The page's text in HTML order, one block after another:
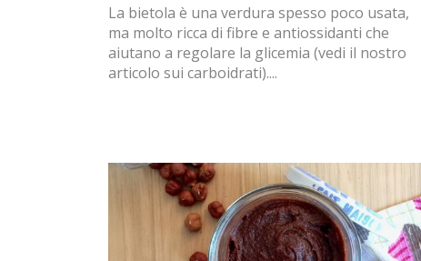
La bietola è una verdura spesso poco usata,
ma molto ricca di fibre e antiossidanti che
aiutano a regolare la glicemia (vedi il nostro
articolo sui carboidrati)....